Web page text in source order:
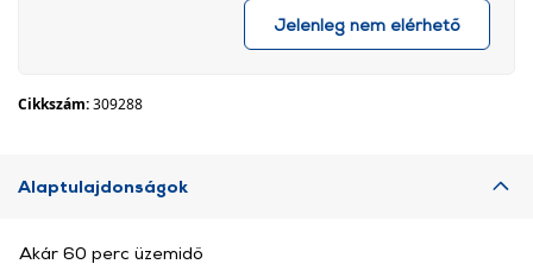
Jelenleg nem elérhető
Cikkszám:309288
Alaptulajdonságok
Akár 60 perc üzemidő